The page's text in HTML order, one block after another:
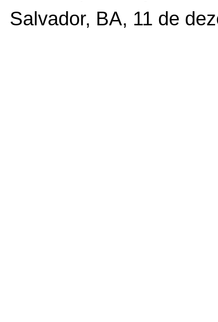
Salvador, BA, 11 de